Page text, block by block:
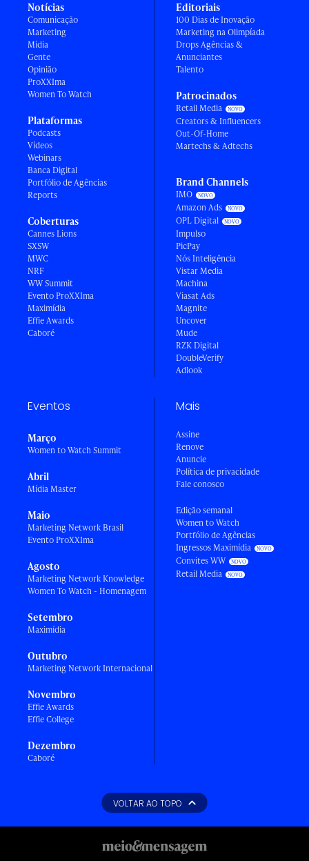
Notícias
Comunicação
Marketing
Mídia
Gente
Opinião
ProXXIma
Women To Watch
Plataformas
Podcasts
Vídeos
Webinars
Banca Digital
Portfólio de Agências
Reports
Coberturas
Cannes Lions
SXSW
MWC
NRF
WW Summit
Evento ProXXIma
Maximídia
Effie Awards
Caboré
Editoriais
100 Dias de Inovação
Marketing na Olimpíada
Drops Agências &
Anunciantes
Talento
Patrocinados
Retail Media
Creators & Influencers
Out-Of-Home
Martechs & Adtechs
Brand Channels
IMO
Amazon Ads
OPL Digital
Impulso
PicPay
Nós Inteligência
Vistar Media
Machina
Viasat Ads
Magnite
Uncover
Mude
RZK Digital
DoubleVerify
Adlook
Eventos
Março
Women to Watch Summit
Abril
Mídia Master
Maio
Marketing Network Brasil
Evento ProXXIma
Agosto
Marketing Network Knowledge
Women To Watch - Homenagem
Setembro
Maximídia
Outubro
Marketing Network Internacional
Novembro
Effie Awards
Effie College
Dezembro
Caboré
Mais
Assine
Renove
Anuncie
Política de privacidade
Fale conosco
Edição semanal
Women to Watch
Portfólio de Agências
Ingressos Maximídia
Convites WW
Retail Media
VOLTAR AO TOPO